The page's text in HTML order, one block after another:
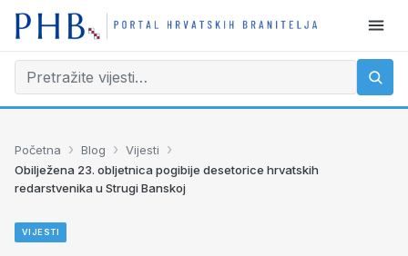
Početna › Blog › Vijesti ›
Obilježena 23. obljetnica pogibije desetorice hrvatskih
redarstvenika u Strugi Banskoj
VIJESTI